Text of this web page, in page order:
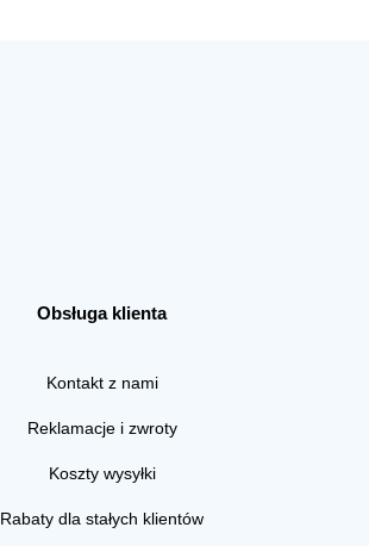
Obsługa klienta
Kontakt z nami
Reklamacje i zwroty
Koszty wysyłki
Rabaty dla stałych klientów